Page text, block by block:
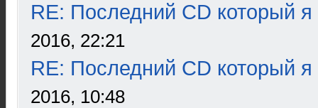
RE: Последний CD который я
2016, 22:21
RE: Последний CD который я
2016, 10:48